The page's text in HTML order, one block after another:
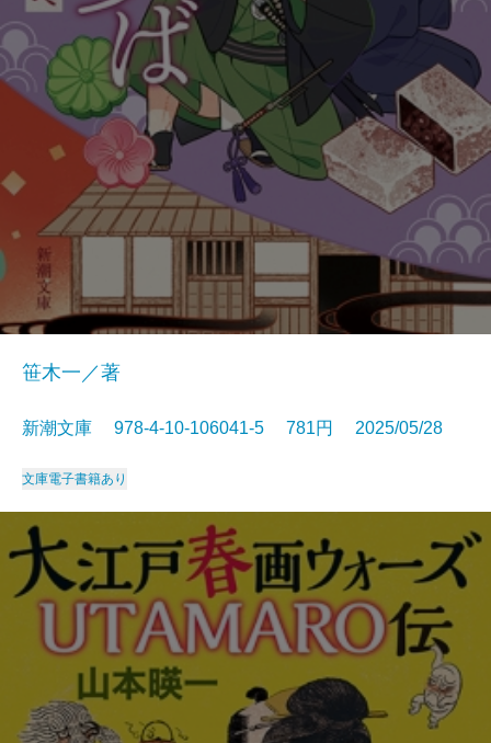
笹木一／著
新潮文庫 978-4-10-106041-5 781円 2025/05/28
文庫電子書籍あり